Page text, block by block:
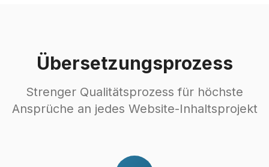
Übersetzungsprozess
Strenger Qualitätsprozess für höchste
Ansprüche an jedes Website-Inhaltsprojekt